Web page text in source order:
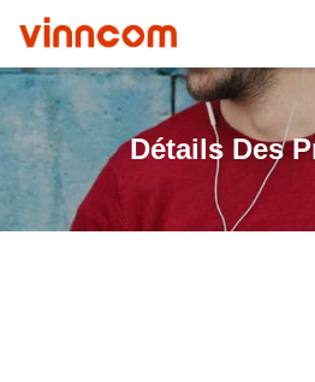
Détails Des